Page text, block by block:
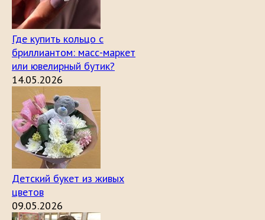
Где купить кольцо с
бриллиантом: масс-маркет
или ювелирный бутик?
14.05.2026
Детский букет из живых
цветов
09.05.2026